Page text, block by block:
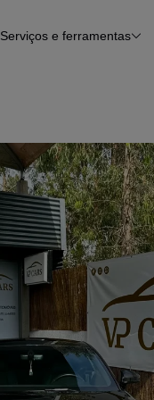
Serviços e ferramentas